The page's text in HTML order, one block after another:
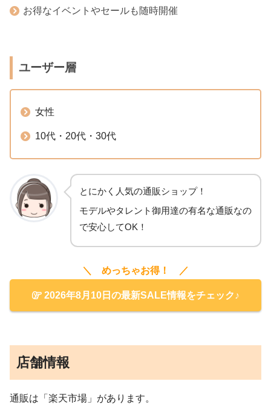
お得なイベントやセールも随時開催
ユーザー層
女性
10代・20代・30代
とにかく人気の通販ショップ！
モデルやタレント御用達の有名な通販なの
で安心してOK！
＼ めっちゃお得！ ／
2026年8月10日の最新SALE情報をチェック♪
店舗情報
通販は「楽天市場」があります。